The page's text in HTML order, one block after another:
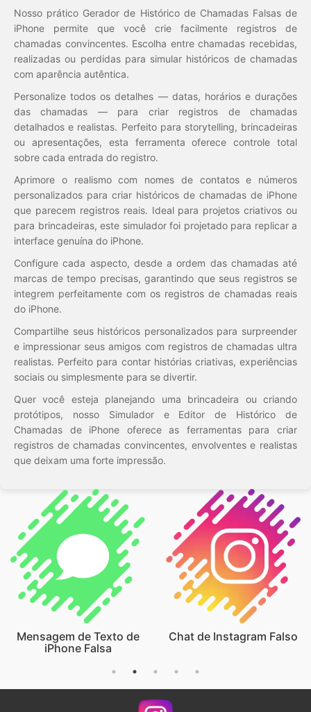
Nosso prático Gerador de Histórico de Chamadas Falsas de
iPhone permite que você crie facilmente registros de
chamadas convincentes. Escolha entre chamadas recebidas,
realizadas ou perdidas para simular históricos de chamadas
com aparência autêntica.
Personalize todos os detalhes — datas, horários e durações
das chamadas — para criar registros de chamadas
detalhados e realistas. Perfeito para storytelling, brincadeiras
ou apresentações, esta ferramenta oferece controle total
sobre cada entrada do registro.
Aprimore o realismo com nomes de contatos e números
personalizados para criar históricos de chamadas de iPhone
que parecem registros reais. Ideal para projetos criativos ou
para brincadeiras, este simulador foi projetado para replicar a
interface genuína do iPhone.
Configure cada aspecto, desde a ordem das chamadas até
marcas de tempo precisas, garantindo que seus registros se
integrem perfeitamente com os registros de chamadas reais
do iPhone.
Compartilhe seus históricos personalizados para surpreender
e impressionar seus amigos com registros de chamadas ultra
realistas. Perfeito para contar histórias criativas, experiências
sociais ou simplesmente para se divertir.
Quer você esteja planejando uma brincadeira ou criando
protótipos, nosso Simulador e Editor de Histórico de
Chamadas de iPhone oferece as ferramentas para criar
registros de chamadas convincentes, envolventes e realistas
que deixam uma forte impressão.
Mensagem de Texto de
iPhone Falsa
Chat de Instagram Falso